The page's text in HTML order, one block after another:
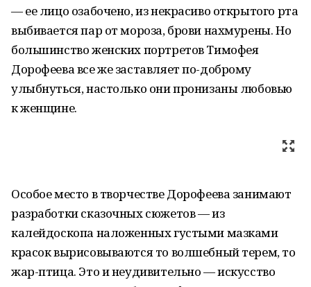
— ее лицо озабочено, из некрасиво открытого рта
выбивается пар от мороза, брови нахмурены. Но
большинство женских портретов Тимофея
Дорофеева все же заставляет по-доброму
улыбнуться, настолько они пронизаны любовью
к женщине.
Особое место в творчестве Дорофеева занимают
разработки сказочных сюжетов — из
калейдоскопа наложенных густыми мазками
красок вырисовываются то волшебный терем, то
жар-птица. Это и неудивительно — искусство